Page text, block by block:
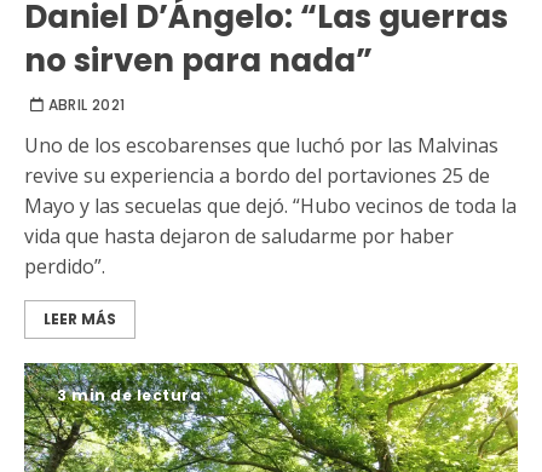
Daniel D’Ángelo: “Las guerras
no sirven para nada”
ABRIL 2021
Uno de los escobarenses que luchó por las Malvinas
revive su experiencia a bordo del portaviones 25 de
Mayo y las secuelas que dejó. “Hubo vecinos de toda la
vida que hasta dejaron de saludarme por haber
perdido”.
LEER MÁS
3 min de lectura